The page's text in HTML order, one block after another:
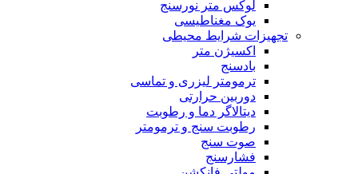
لوکس متر نورسنج
یوک مغناطیسی
تجهیزات شرایط محیطی
اکسیژن متر
بادسنج
ترمومتر لیزری و تماسی
دوربین حرارتی
دیتالاگر دما و رطوبت
رطوبت سنج و ترمومتر
صوت سنج
فشارسنج